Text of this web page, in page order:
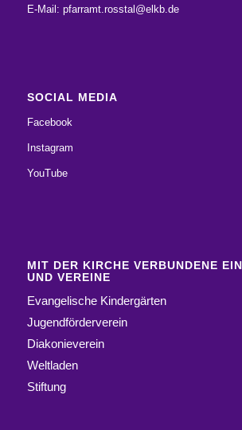
E-Mail: pfarramt.rosstal@elkb.de
SOCIAL MEDIA
Facebook
Instagram
YouTube
MIT DER KIRCHE VERBUNDENE
UND VEREINE
Evangelische Kindergärten
Jugendförderverein
Diakonieverein
Weltladen
Stiftung